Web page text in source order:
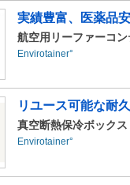
実績豊富、医薬品
航空用リーファーコ
Envirotainer°
リユース可能な耐
真空断熱保冷ボック
Envirotainer°